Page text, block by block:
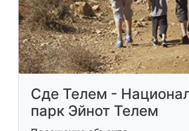
Сде Телем -
парк Эйнот Телем